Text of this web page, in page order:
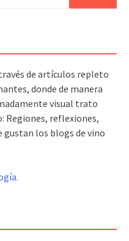
de artículos repleto
donde de manera
visual trato
Regiones, reflexiones,
los blogs de vino